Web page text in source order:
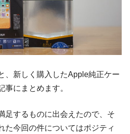
、新しく購入したApple純正ケー
事にまとめます。
足するものに出会えたので、そ
た今回の件についてはポジティ